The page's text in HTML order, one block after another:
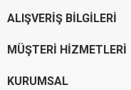
ALIŞVERİŞ BİLGİLERİ
MÜŞTERİ HİZMETLERİ
KURUMSAL